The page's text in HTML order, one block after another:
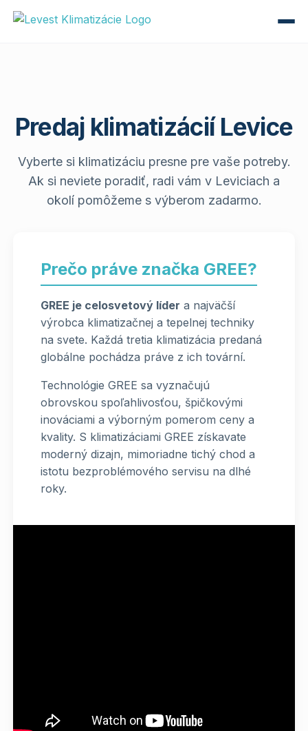
Predaj klimatizácií Levice
Vyberte si klimatizáciu presne pre vaše potreby.
Ak si neviete poradiť, radi vám v Leviciach a
okolí pomôžeme s výberom zadarmo.
Prečo práve značka GREE?
GREE je celosvetový líder a najväčší
výrobca klimatizačnej a tepelnej techniky
na svete. Každá tretia klimatizácia predaná
globálne pochádza práve z ich tovární.
Technológie GREE sa vyznačujú
obrovskou spoľahlivosťou, špičkovými
inováciami a výborným pomerom ceny a
kvality. S klimatizáciami GREE získavate
moderný dizajn, mimoriadne tichý chod a
istotu bezproblémového servisu na dlhé
roky.